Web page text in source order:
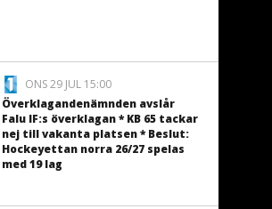
ONS 29 JUL 15:00
Överklagandenämnden avslår
Falu IF:s överklagan * KB 65 tackar
nej till vakanta platsen * Beslut:
Hockeyettan norra 26/27 spelas
med 19 lag